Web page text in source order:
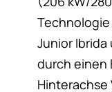
Technologie
Junior Ibrida
durch einen
Hinterachse